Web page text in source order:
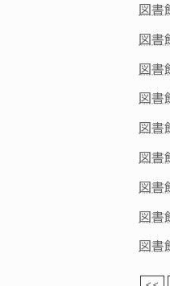
図書
図書
図書
図書
図書
図書
図書
図書
図書